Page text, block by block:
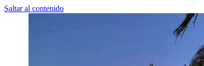
Saltar al contenido